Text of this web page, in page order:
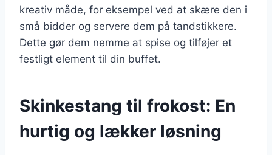
kreativ måde, for eksempel ved at skære den i
små bidder og servere dem på tandstikkere.
Dette gør dem nemme at spise og tilføjer et
festligt element til din buffet.
Skinkestang til frokost: En
hurtig og lækker løsning